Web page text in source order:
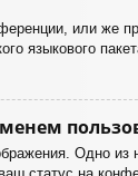
или же
языкового
Одно